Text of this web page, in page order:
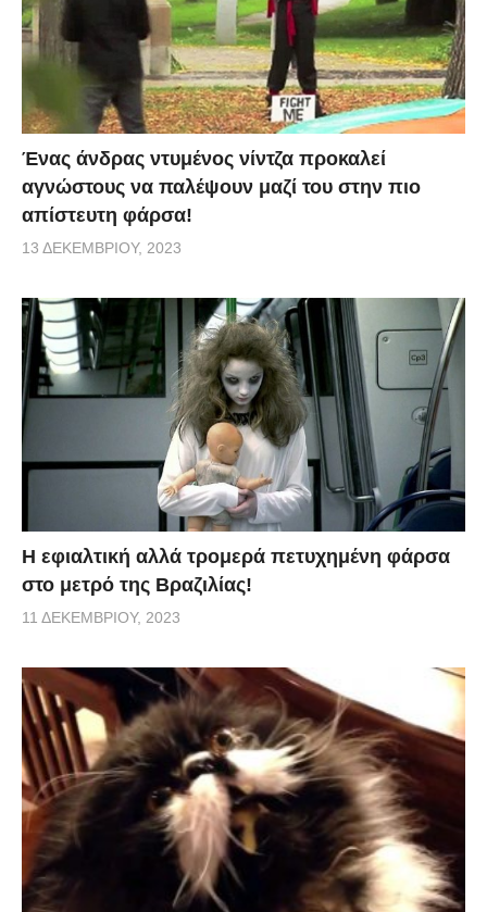
Ένας άνδρας ντυμένος νίντζα προκαλεί
αγνώστους να παλέψουν μαζί του στην πιο
απίστευτη φάρσα!
13 ΔΕΚΕΜΒΡΊΟΥ, 2023
H εφιαλτική αλλά τρομερά πετυχημένη φάρσα
στο μετρό της Βραζιλίας!
11 ΔΕΚΕΜΒΡΊΟΥ, 2023